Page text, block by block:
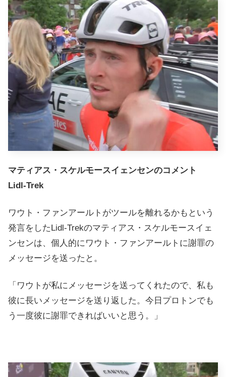
マティアス・スケルモースイェンセンのコメント
Lidl-Trek
ワウト・ファンアールトがツールを離れるかもという
発言をしたLidl-Trekのマティアス・スケルモースイェ
ンセンは、個人的にワウト・ファンアールトに謝罪の
メッセージを送ったと。
「ワウトが私にメッセージを送ってくれたので、私も
彼に長いメッセージを送り返した。今日プロトンでも
う一度彼に謝罪できればいいと思う。」